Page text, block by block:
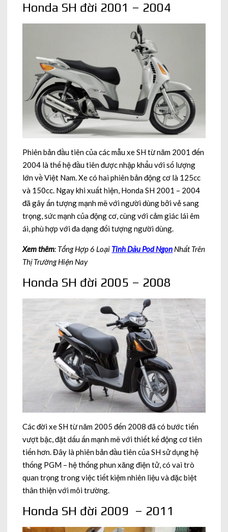
Honda SH đời 2001 – 2004
Phiên bản đầu tiên của các mẫu xe SH từ năm 2001 đến
2004 là thế hệ đầu tiên được nhập khẩu với số lượng
lớn về Việt Nam. Xe có hai phiên bản động cơ là 125cc
và 150cc. Ngay khi xuất hiện, Honda SH 2001 – 2004
đã gây ấn tượng mạnh mẽ với người dùng bởi vẻ sang
trọng, sức mạnh của động cơ, cùng với cảm giác lái êm
ái, phù hợp với đa dạng đối tượng người dùng.
Xem thêm: Tổng Hợp 6 Loại Tinh Dầu Pod Ngon Nhất Trên
Thị Trường Hiện Nay
Honda SH đời 2005 – 2008
Các đời xe SH từ năm 2005 đến 2008 đã có bước tiến
vượt bậc, đặt dấu ấn mạnh mẽ với thiết kế động cơ tiên
tiến hơn. Đây là phiên bản đầu tiên của SH sử dụng hệ
thống PGM – hệ thống phun xăng điện tử, có vai trò
quan trọng trong việc tiết kiệm nhiên liệu và đặc biệt
thân thiện với môi trường.
Honda SH đời 2009 – 2011